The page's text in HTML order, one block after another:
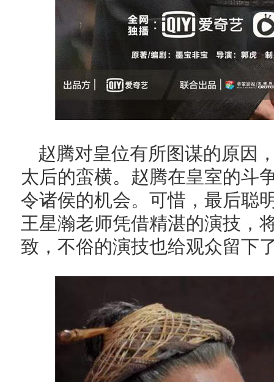
赵腾对皇位有所图谋的原因
太后的蛮横。赵腾在皇室的斗
令诸侯的机会。可惜，最后聪
王星瀚老师凭借精湛的演技，
致，不俗的演技也给观众留下